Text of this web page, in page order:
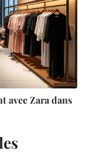
avec Zara dans